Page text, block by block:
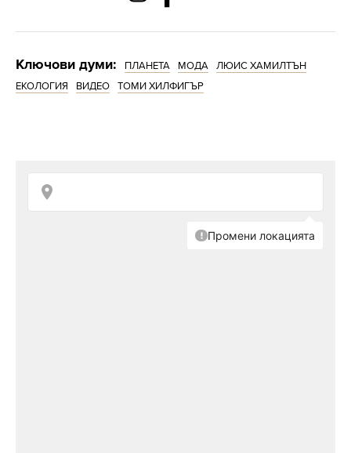
Ключови думи: ПЛАНЕТА МОДА
ЛЮИС ХАМИЛТЪН
ЕКОЛОГИЯ
ВИДЕО ТОМИ ХИЛФИГЪР